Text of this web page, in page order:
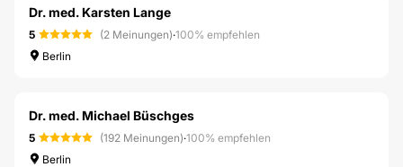
Dr. med. Karsten Lange
5 (2 Meinungen)·100% empfehlen
Berlin
Dr. med. Michael Büschges
5 (192 Meinungen)·100% empfehlen
Berlin